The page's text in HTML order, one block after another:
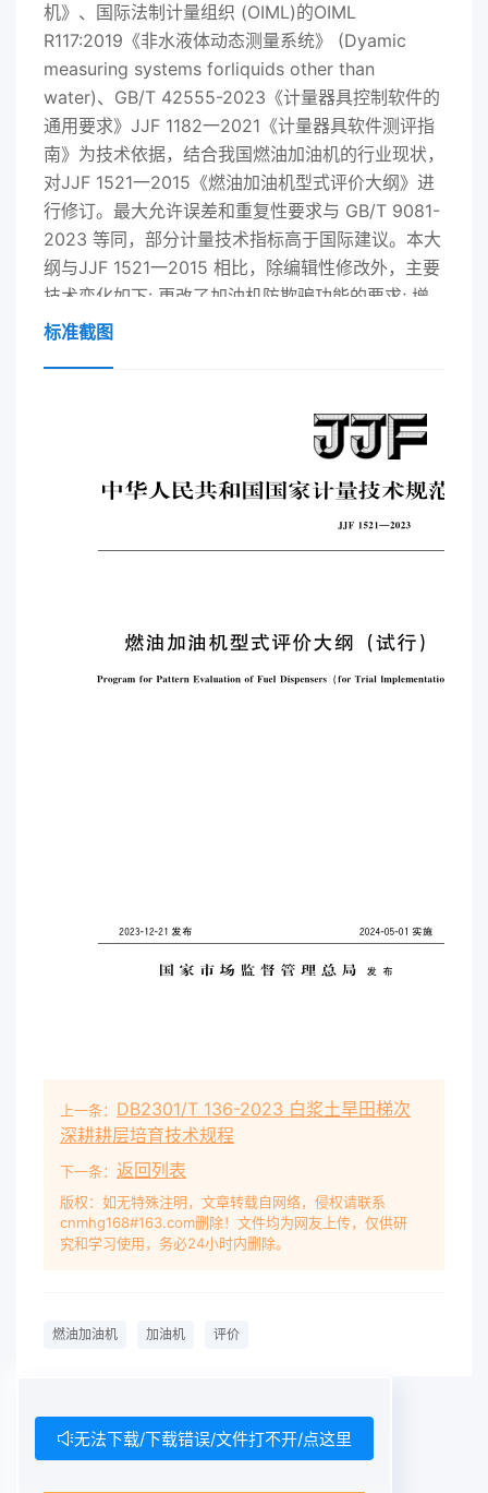
机》、国际法制计量组织 (OIML)的OIML
R117:2019《非水液体动态测量系统》 (Dyamic
measuring systems forliquids other than
water)、GB/T 42555-2023《计量器具控制软件的
通用要求》JJF 1182一2021《计量器具软件测评指
南》为技术依据，结合我国燃油加油机的行业现状，
对JJF 1521一2015《燃油加油机型式评价大纲》进
行修订。最大允许误差和重复性要求与 GB/T 9081-
2023 等同，部分计量技术指标高于国际建议。本大
纲与JJF 1521一2015 相比，除编辑性修改外，主要
技术变化如下: 更改了加油机防欺骗功能的要求; 增
加了软件标识、法制相关软件部分的术语和定义: 更
了施加封印作用的描述; 增加了加油机软件管理要求;
更改了加油机最小被测量的技术要求; 更改了加油机
结构的技术要求; 更改了软管内容积变化量的技术要
求，增加了制造商应声明加油软管最大长 度、内径
的要求; 更改了电源适应性的技术要求; 增加了对技
术文档的要求，更改了系列产品的认定、样机数量的
件的要求”; 增加了附录 B“防止欺骗性使用的附加要
标准截图
上一条： DB2301/T 136-2023 白浆土旱田梯次
深耕耕层培育技术规程
下一条： 返回列表
版权：如无特殊注明，文章转载自网络，侵权请联系
cnmhg168#163.com删除！文件均为网友上传，仅供研
究和学习使用，务必24小时内删除。
燃油加油机 加油机 评价
无法下载/下载错误/文件打不开/点这里